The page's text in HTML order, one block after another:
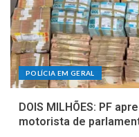
POLÍCIA EM GERAL
DOIS MILHÕES: PF
motorista de